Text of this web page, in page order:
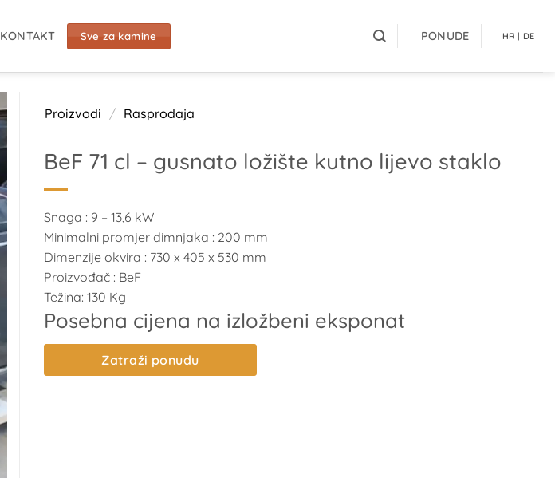
KONTAKT Sve za kamine PONUDE HR | DE
Proizvodi / Rasprodaja
BeF 71 cl – gusnato ložište kutno lijevo staklo
Snaga : 9 – 13,6 kW
Minimalni promjer dimnjaka : 200 mm
Dimenzije okvira : 730 x 405 x 530 mm
Proizvođač : BeF
Težina: 130 Kg
Posebna cijena na izložbeni eksponat
Zatraži ponudu